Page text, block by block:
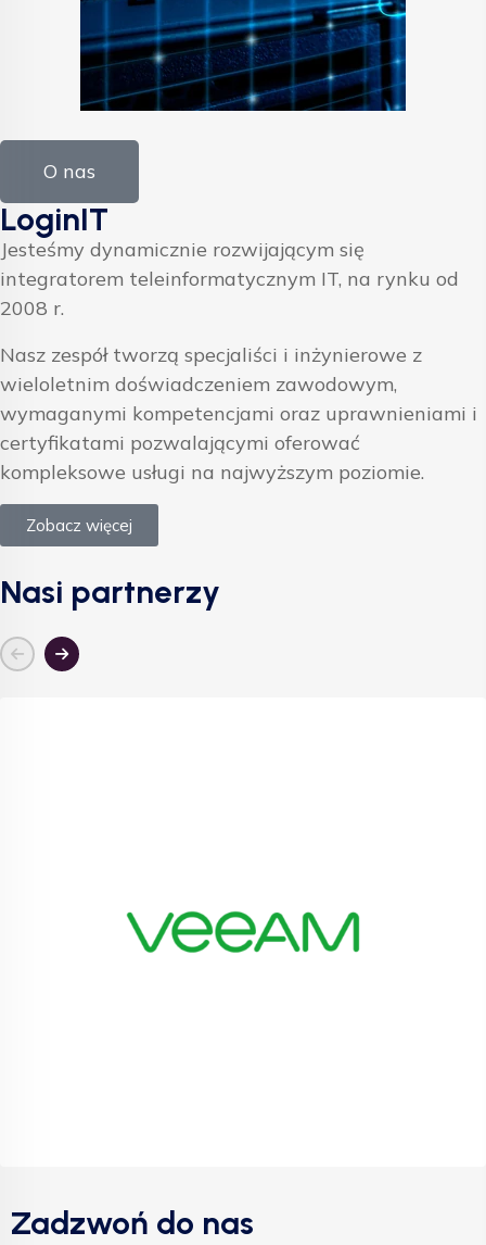
O nas
LoginIT
Jesteśmy dynamicznie rozwijającym się
integratorem teleinformatycznym IT, na rynku od
2008 r.
Nasz zespół tworzą specjaliści i inżynierowe z
wieloletnim doświadczeniem zawodowym,
wymaganymi kompetencjami oraz uprawnieniami i
certyfikatami pozwalającymi oferować
kompleksowe usługi na najwyższym poziomie.
Zobacz więcej
Nasi partnerzy
Zadzwoń do nas